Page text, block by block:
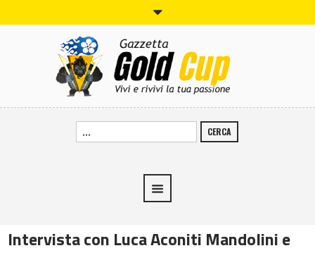
CERCA
Intervista con Luca Aconiti Mandolini e